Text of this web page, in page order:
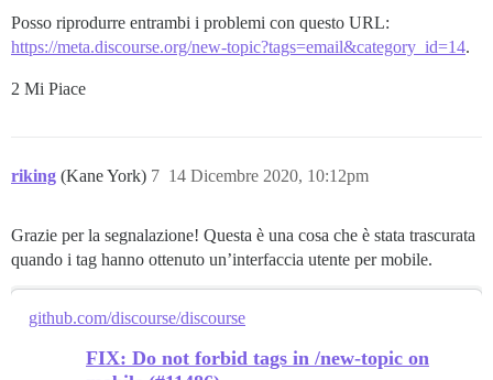
Posso riprodurre entrambi i problemi con questo URL:
https://meta.discourse.org/new-topic?tags=email&category_id=14.
2 Mi Piace
riking (Kane York) 14 Dicembre 2020, 10:12pm
7
Grazie per la segnalazione! Questa è una cosa che è stata trascurata
quando i tag hanno ottenuto un’interfaccia utente per mobile.
github.com/discourse/discourse
FIX: Do not forbid tags in /new-topic on